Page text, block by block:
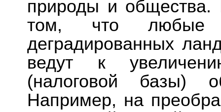
природы и общества.
том, что любые
деградированных
ведут к
(налоговой базы)
Например, на